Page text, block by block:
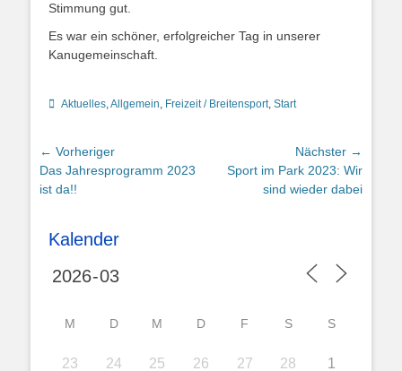
Stimmung gut.
Es war ein schöner, erfolgreicher Tag in unserer
Kanugemeinschaft.
Kategorien
Aktuelles Allgemein Freizeit / Breitensport, Start
Beitragsnavigation
← Vorheriger
Vorheriger
Beitrag:
Das Jahresprogramm 2023
ist da!!
Nächster →
Nächster
Sport im Park 2023: Wir
sind wieder dabei
Kalender
M D M D F S S
23 24 25 26 27 28 1